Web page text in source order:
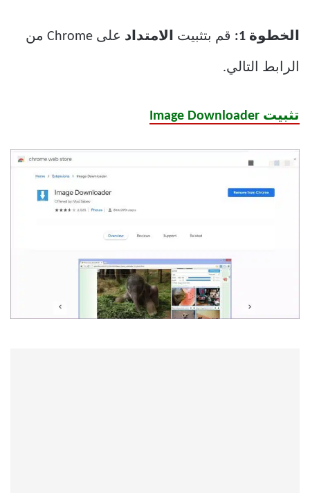
الخطوة 1: قم بتثبيت الامتداد على Chrome من
الرابط التالي.
تثبيت Image Downloader